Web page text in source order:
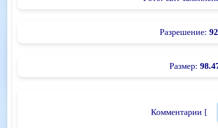
Разрешение:
Размер:
Комментарии [